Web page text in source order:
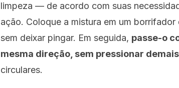
limpeza — de acordo com suas
ação. Coloque a mistura em um
sem deixar pingar. Em seguida, passe-o
mesma direção, sem pressionar
circulares.